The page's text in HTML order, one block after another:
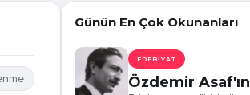
Günün En Çok Okunanları
EDEBIYAT
Özdemir Asaf'ın